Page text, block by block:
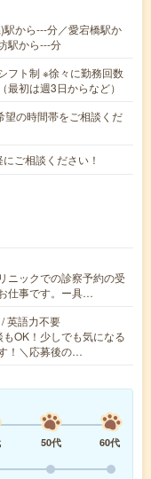
から---分／愛宕橋駅か
駅から---分
フト制 ※徐々に勤務回数
初は週3日からなど）
の時間帯をご相談くだ
ご相談ください！
ニックでの診察予約の受
仕事です。ー具…
英語力不要
OK！少しでも気になる
！＼応募後の…
50代
60代